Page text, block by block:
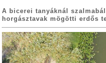
A bicerei tanyáknál
horgásztavak mögötti erdős